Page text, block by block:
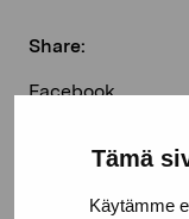
Tämä
Käytämme
Share:
Facebook